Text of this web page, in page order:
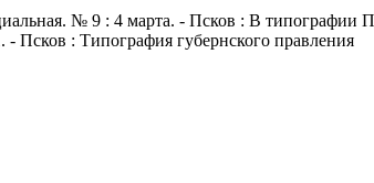
№ 9 : 4 марта. - Псков : В типографии
Псков : Типография губернского правления